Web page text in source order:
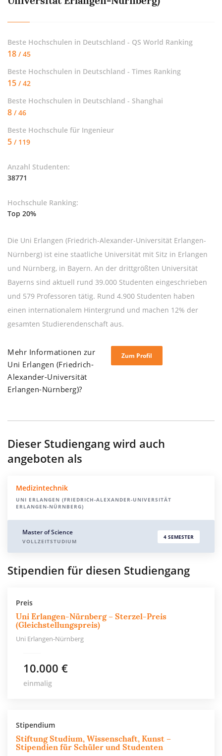
Beste Hochschulen in Deutschland - QS World Ranking
18 / 45
Beste Hochschulen in Deutschland - Times Ranking
15 / 42
Beste Hochschulen in Deutschland - Shanghai
8 / 46
Beste Hochschule für Ingenieur
5 / 119
Anzahl Studenten:
38771
Hochschule Ranking:
Top 20%
Die Uni Erlangen (Friedrich-Alexander-Universität Erlangen-
Nürnberg) ist eine staatliche Universität mit Sitz in Erlangen
und Nürnberg, in Bayern. An der drittgrößten Universität
Bayerns sind aktuell rund 39.000 Studenten eingeschrieben
und 579 Professoren tätig. Rund 4.900 Studenten haben
einen internationalem Hintergrund und machen 12% der
gesamten Studierendenschaft aus.
Mehr Informationen zur
Uni Erlangen (Friedrich-
Alexander-Universität
Erlangen-Nürnberg)?
Zum Profil
Dieser Studiengang wird auch
angeboten als
Medizintechnik
UNI ERLANGEN (FRIEDRICH-ALEXANDER-UNIVERSITÄT
ERLANGEN-NÜRNBERG)
Master of Science
VOLLZEITSTUDIUM
4 SEMESTER
Stipendien für diesen Studiengang
Preis
Uni Erlangen-Nürnberg – Sterzel-Preis
(Gleichstellungspreis)
Uni Erlangen-Nürnberg
10.000 €
einmalig
Stipendium
Stiftung Studium, Wissenschaft, Kunst –
Stipendien für Schüler und Studenten